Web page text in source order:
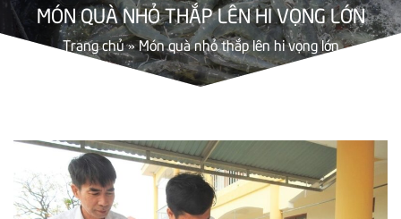
MÓN QUÀ NHỎ THẮP LÊN HI VỌNG LỚN
Trang chủ»Món quà nhỏ thắp lên hi vọng lớn